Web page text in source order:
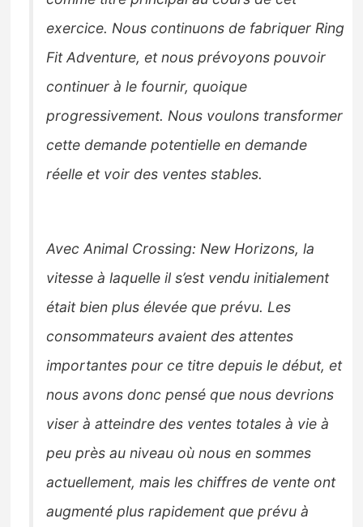
exercice. Nous continuons de fabriquer Ring
Fit Adventure, et nous prévoyons pouvoir
continuer à le fournir, quoique
progressivement. Nous voulons transformer
cette demande potentielle en demande
réelle et voir des ventes stables.
Avec Animal Crossing: New Horizons, la
vitesse à laquelle il s’est vendu initialement
était bien plus élevée que prévu. Les
consommateurs avaient des attentes
importantes pour ce titre depuis le début, et
nous avons donc pensé que nous devrions
viser à atteindre des ventes totales à vie à
peu près au niveau où nous en sommes
actuellement, mais les chiffres de vente ont
augmenté plus rapidement que prévu à